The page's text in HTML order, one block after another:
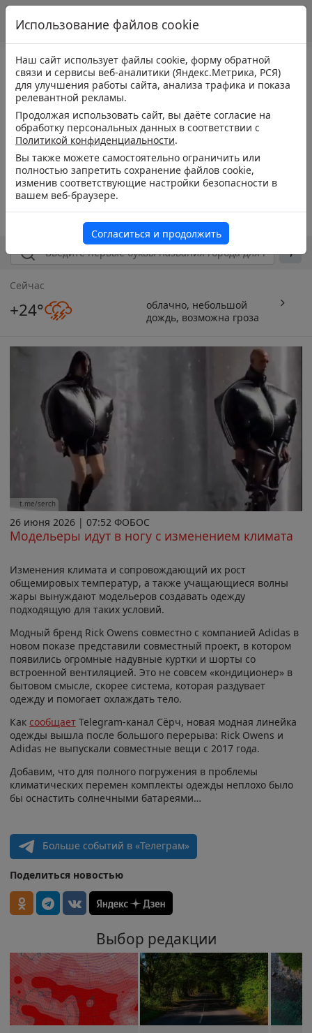
Сейчас
+24°
облачно, небольшой
дождь, возможна гроза
t.me/serch
26 июня 2026 | 07:52 ФОБОС
Модельеры идут в ногу с изменением климата
Изменения климата и сопровождающий их рост
общемировых температур, а также учащающиеся волны
жары вынуждают модельеров создавать одежду
подходящую для таких условий.
Модный бренд Rick Owens совместно с компанией Adidas в
новом показе представили совместный проект, в котором
появились огромные надувные куртки и шорты со
встроенной вентиляцией. Это не совсем «кондиционер» в
бытовом смысле, скорее система, которая раздувает
одежду и помогает охлаждать тело.
Как сообщает Telegram-канал Сёрч, новая модная линейка
одежды вышла после большого перерыва: Rick Owens и
Аdidas не выпускали совместные вещи с 2017 года.
Добавим, что для полного погружения в проблемы
климатических перемен комплекты одежды неплохо было
бы оснастить солнечными батареями…
Больше событий в «Телеграм»
Поделиться новостью
Выбор редакции
Использование файлов cookie
Наш сайт использует файлы cookie, форму обратной
связи и сервисы веб-аналитики (Яндекс.Метрика, РСЯ)
для улучшения работы сайта, анализа трафика и показа
релевантной рекламы.
Продолжая использовать сайт, вы даёте согласие на
обработку персональных данных в соответствии с
Политикой конфиденциальности.
Вы также можете самостоятельно ограничить или
полностью запретить сохранение файлов cookie,
изменив соответствующие настройки безопасности в
вашем веб-браузере.
Согласиться и продолжить